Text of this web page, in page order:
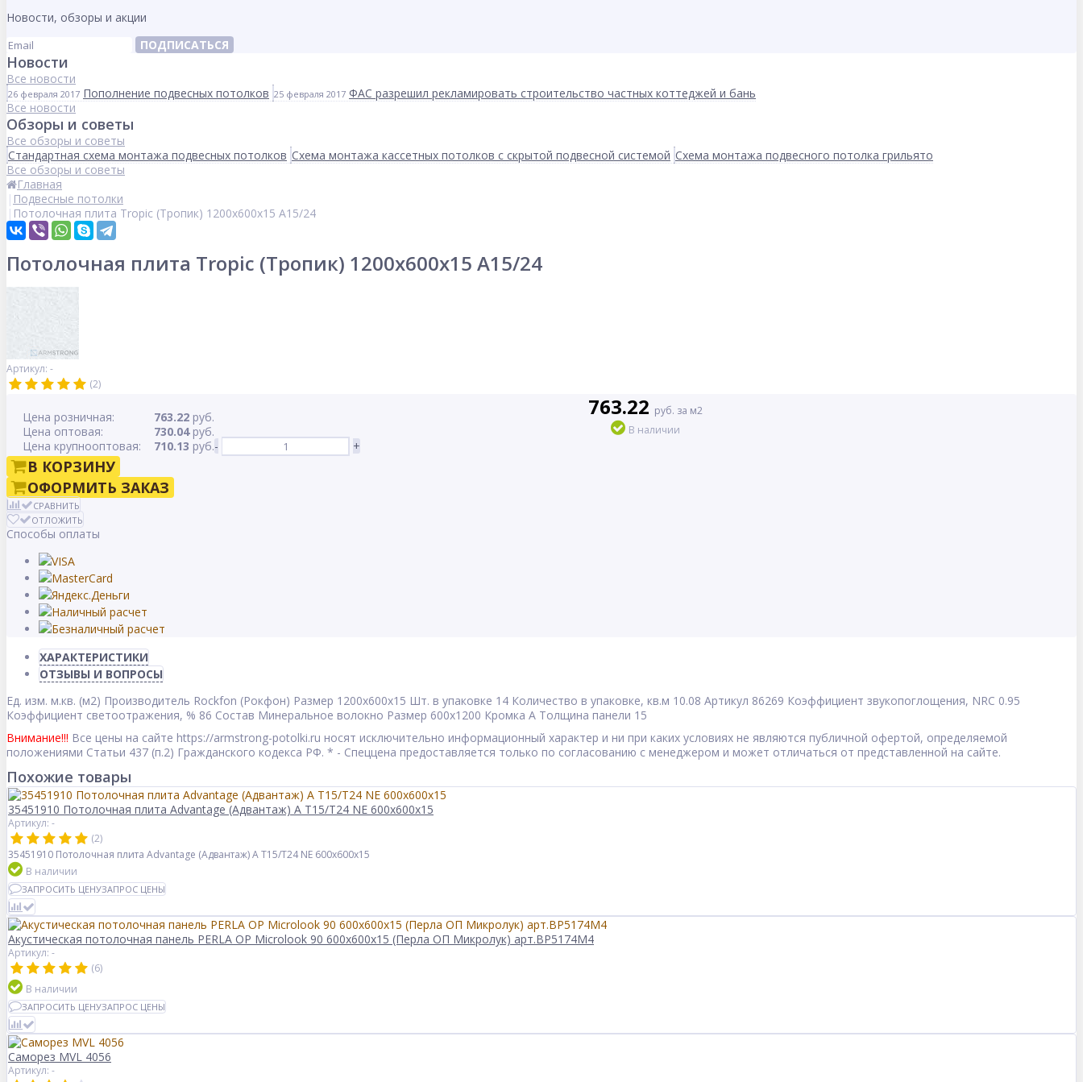
Новости, обзоры и акции
ПОДПИСАТЬСЯ
Новости
Все новости
26 февраля 2017 Пополнение подвесных потолков 25 февраля 2017 ФАС разрешил рекламировать строительство частных коттеджей и бань
Все новости
Обзоры и советы
Все обзоры и советы
Стандартная схема монтажа подвесных потолков Схема монтажа кассетных потолков с скрытой подвесной системой Схема монтажа подвесного потолка грильято
Все обзоры и советы
Главная
Подвесные потолки
Потолочная плита Tropic (Тропик) 1200x600x15 A15/24
Потолочная плита Tropic (Тропик) 1200x600x15 A15/24
Артикул: -
(2)
Цена розничная: 763.22 руб.
Цена оптовая:
730.04руб.
Цена крупнооптовая:
710.13 руб.
763.22 руб. за м2
В наличии
- +
В КОРЗИНУ
ОФОРМИТЬ ЗАКАЗ
СРАВНИТЬ
ОТЛОЖИТЬ
Способы оплаты
ХАРАКТЕРИСТИКИ
ОТЗЫВЫ И ВОПРОСЫ
Ед. изм. м.кв. (м2) Производитель Rockfon (Рокфон) Размер 1200x600x15 Шт. в упаковке 14 Количество в упаковке, кв.м 10.08 Артикул 86269 Коэффициент звукопоглощения, NRC 0.95
Коэффициент светоотражения, % 86 Состав Минеральное волокно Размер 600x1200 Кромка A Толщина панели 15
Внимание!!! Все цены на сайте https://armstrong-potolki.ru носят исключительно информационный характер и ни при каких условиях не являются публичной офертой, определяемой
положениями Статьи 437 (п.2) Гражданского кодекса РФ. * - Спеццена предоставляется только по согласованию с менеджером и может отличаться от представленной на сайте.
Похожие товары
35451910 Потолочная плита Advantage (Адвантаж) A T15/T24 NE 600x600x15
Артикул: -
(2)
35451910 Потолочная плита Advantage (Адвантаж) A T15/T24 NE 600x600x15
В наличии
ЗАПРОСИТЬ ЦЕНУЗАПРОС ЦЕНЫ
Акустическая потолочная панель PERLA OP Microlook 90 600x600x15 (Перла ОП Микролук) арт.BP5174M4
Артикул: -
(6)
В наличии
ЗАПРОСИТЬ ЦЕНУЗАПРОС ЦЕНЫ
Саморез MVL 4056
Артикул: -